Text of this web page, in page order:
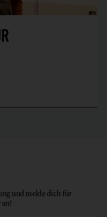
und melde dich für